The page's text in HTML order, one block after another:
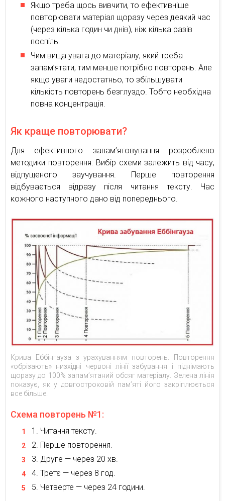
Якщо треба щось вивчити, то ефективніше
повторювати матеріал щоразу через деякий час
(через кілька годин чи днів), ніж кілька разів
поспіль.
Чим вища увага до матеріалу, який треба
запам’ятати, тим менше потрібно повторень. Але
якщо уваги недостатньо, то збільшувати
кількість повторень безглуздо. Тобто необхідна
повна концентрація.
Як краще повторювати?
Для ефективного запам’ятовування розроблено
методики повторення. Вибір схеми залежить від часу,
відпущеного заучування. Перше повторення
відбувається відразу після читання тексту. Час
кожного наступного дано від попереднього.
Крива Еббінгауза з урахуванням повторень. Повторення
«обрізають» низхідні червоні лінії забування і піднімають
щоразу до 100% запам’ятаний обсяг матеріалу. Зелена лінія
показує, як у довгостроковій пам’яті його закріплюється
все більше.
Схема повторень №1:
Читання тексту.
Перше повторення.
Друге — через 20 хв.
Третє — через 8 год.
Четверте — через 24 години.